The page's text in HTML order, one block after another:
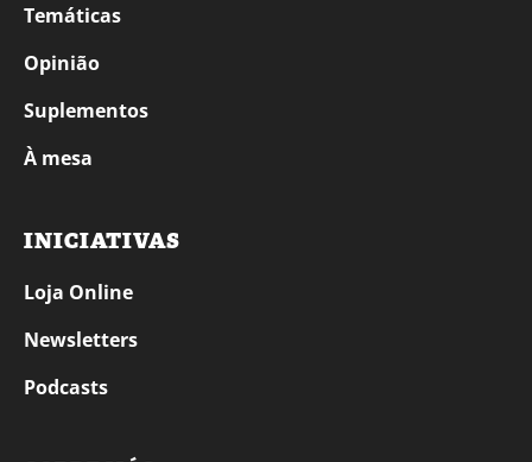
Temáticas
Opinião
Suplementos
À mesa
INICIATIVAS
Loja Online
Newsletters
Podcasts